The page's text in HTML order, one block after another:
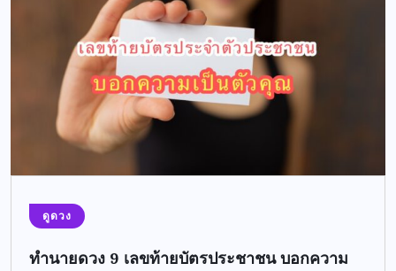
ดูดวง
ทำนายดวง 9 เลขท้ายบัตรประชาชน บอกความ